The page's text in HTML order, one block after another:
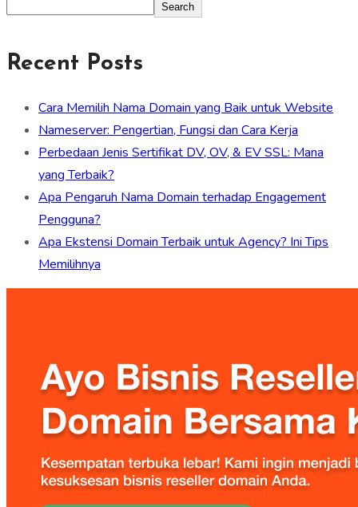
Search
Recent Posts
Cara Memilih Nama Domain yang Baik untuk Website
Nameserver: Pengertian, Fungsi dan Cara Kerja
Perbedaan Jenis Sertifikat DV, OV, & EV SSL: Mana
yang Terbaik?
Apa Pengaruh Nama Domain terhadap Engagement
Pengguna?
Apa Ekstensi Domain Terbaik untuk Agency? Ini Tips
Memilihnya